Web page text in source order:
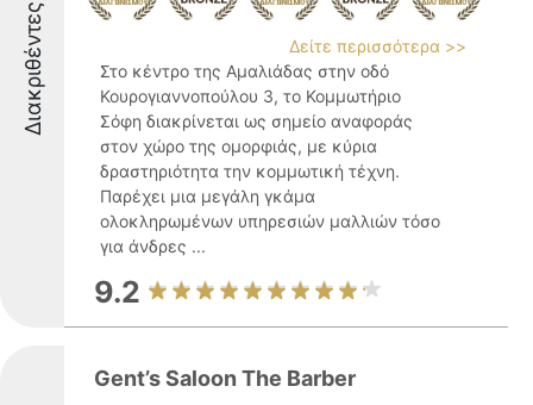
Διακριθέντες
Δείτε περισσότερα >>
Στο κέντρο της Αμαλιάδας στην οδό
Κουρογιαννοπούλου 3, το Κομμωτήριο
Σόφη διακρίνεται ως σημείο αναφοράς
στον χώρο της ομορφιάς, με κύρια
δραστηριότητα την κομμωτική τέχνη.
Παρέχει μια μεγάλη γκάμα
ολοκληρωμένων υπηρεσιών μαλλιών τόσο
για άνδρες ...
9.2
Gent’s Saloon The Barber